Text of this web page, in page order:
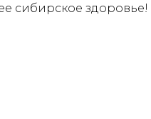
сибирское здоровье!